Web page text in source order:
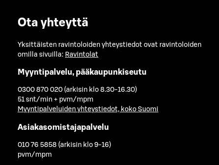
Ota yhteyttä
Yksittäisten ravintoloiden yhteystiedot ovat ravintoloiden
omilla sivuilla: Ravintolat
Myyntipalvelu, pääkaupunkiseutu
0300 870 020 (arkisin klo 8.30-16.30)
51 snt/min + pvm/mpm
Myyntipalveluiden yhteystiedot, koko Suomi
Asiakasomistajapalvelu
010 76 5858 (arkisin klo 9-16)
pvm/mpm